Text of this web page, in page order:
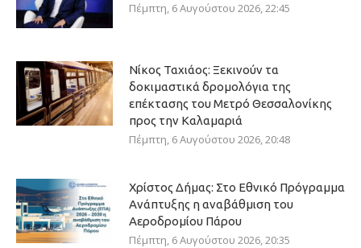
Πέμπτη, 6 Αυγούστου 2026, 22:45
Νίκος Ταχιάος: Ξεκινούν τα
δοκιμαστικά δρομολόγια της
επέκτασης του Μετρό Θεσσαλονίκης
προς την Καλαμαριά
Πέμπτη, 6 Αυγούστου 2026, 20:48
Χρίστος Δήμας: Στο Εθνικό Πρόγραμμα
Ανάπτυξης η αναβάθμιση του
Αεροδρομίου Πάρου
Πέμπτη, 6 Αυγούστου 2026, 20:35